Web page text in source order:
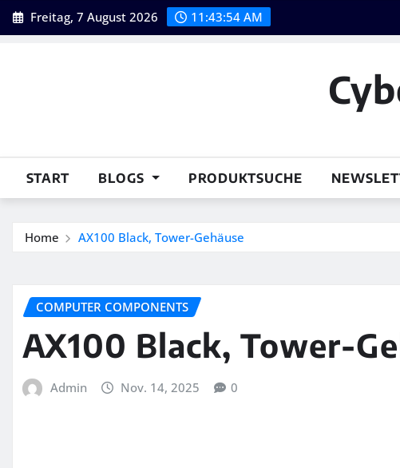
Skip
to
Freitag, 7 August 2026 11:43:55 AM
START BLOGS PRODUKTSUCHE
Home AX100 Black, Tower-Gehäuse
COMPUTER COMPONENTS
AX100 Black, Tower-
Admin Nov. 14, 2025 0